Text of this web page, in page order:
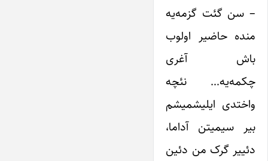
– سن گئت گزمه‌یه
منده حاضیر اولوب
باش آغری
چکمه‌یه… نئچه
واختدی ایلیشمیشم
بیر سیمیتن آداما،
دئییر گرک من دئین